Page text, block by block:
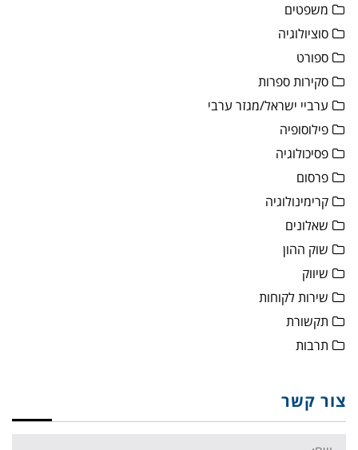
משפטים
סוציולוגיה
ספורט
סקירות ספרות
ערביי ישראל/מגזר ערבי
פילוסופיה
פסיכולוגיה
פרסום
קרימינולוגיה
שאלונים
שוק ההון
שיווק
שירות לקוחות
תקשורת
תרבות
צור קשר
Name: